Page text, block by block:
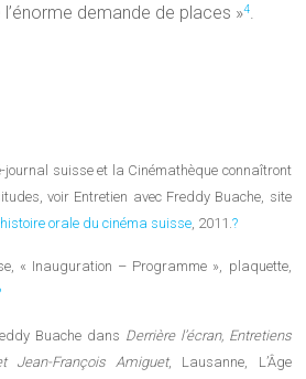
demande de places »4.
journal suisse et la Cinémathèque connaîtront
voir Entretien avec Freddy Buache, site
orale du cinéma suisse, 2011.?
« Inauguration – Programme », plaquette,
Buache dans Derrière l’écran, Entretiens
Jean-François Amiguet, Lausanne, L’Âge